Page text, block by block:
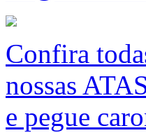
Confira
nossas
e pegue